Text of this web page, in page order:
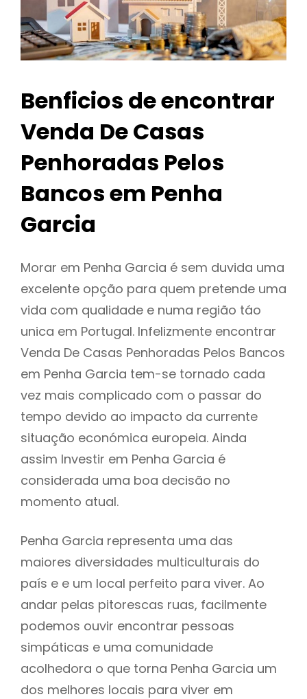
Benficios de encontrar
Venda De Casas
Penhoradas Pelos
Bancos em Penha
Garcia
Morar em Penha Garcia é sem duvida uma
excelente opção para quem pretende uma
vida com qualidade e numa região táo
unica em Portugal. Infelizmente encontrar
Venda De Casas Penhoradas Pelos Bancos
em Penha Garcia tem-se tornado cada
vez mais complicado com o passar do
tempo devido ao impacto da currente
situação económica europeia. Ainda
assim Investir em Penha Garcia é
considerada uma boa decisão no
momento atual.
Penha Garcia representa uma das
maiores diversidades multiculturais do
país e e um local perfeito para viver. Ao
andar pelas pitorescas ruas, facilmente
podemos ouvir encontrar pessoas
simpáticas e uma comunidade
acolhedora o que torna Penha Garcia um
dos melhores locais para viver em